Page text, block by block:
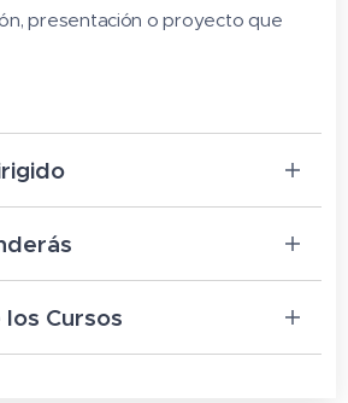
presentación o proyecto que
ya poseen un
del idioma inglés y
sus habilidades
nivel superior. Es ideal
Cursos